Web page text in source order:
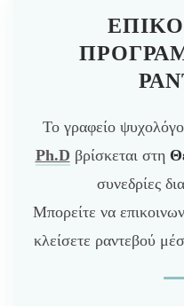
Το γραφείο
Ph.D βρίσκεται στη
συνεδρίες
Μπορείτε να
κλείσετε ραντεβού